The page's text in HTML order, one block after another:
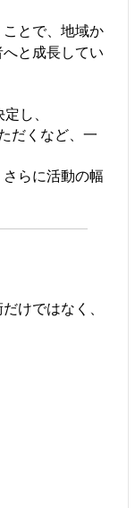
とで、地域か
と成長してい
し、
だくなど、一
らに活動の幅
けではなく、